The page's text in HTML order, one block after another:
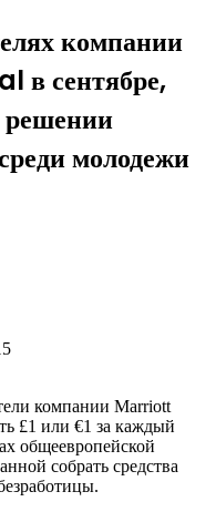
компании
сентябре,
решении
молодежи
компании Marriott
£1 или €1 за каждый
общеевропейской
собрать средства